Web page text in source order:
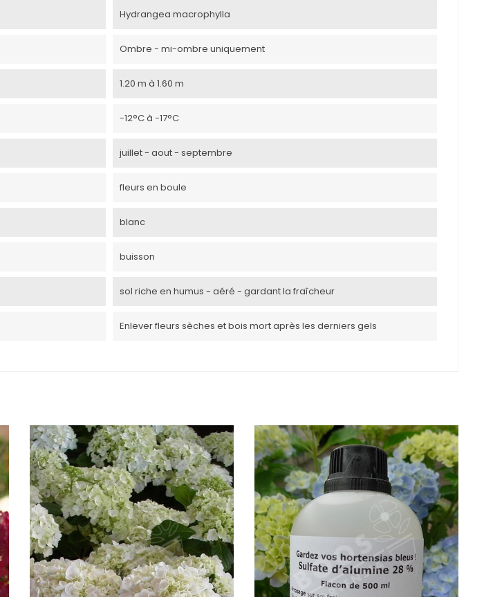
Hydrangea macrophylla
Ombre - mi-ombre uniquement
1.20 m à 1.60 m
-12°C à -17°C
juillet - aout - septembre
fleurs en boule
blanc
buisson
sol riche en humus - aéré - gardant la fraîcheur
Enlever fleurs sèches et bois mort après les derniers gels